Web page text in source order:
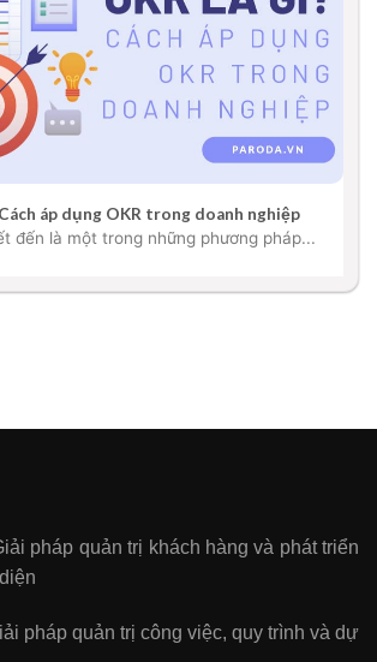
áp dụng OKR trong doanh nghiệp
đến là một trong những phương pháp...
pháp quản trị khách hàng và phát triển
pháp quản trị công việc, quy trình và dự